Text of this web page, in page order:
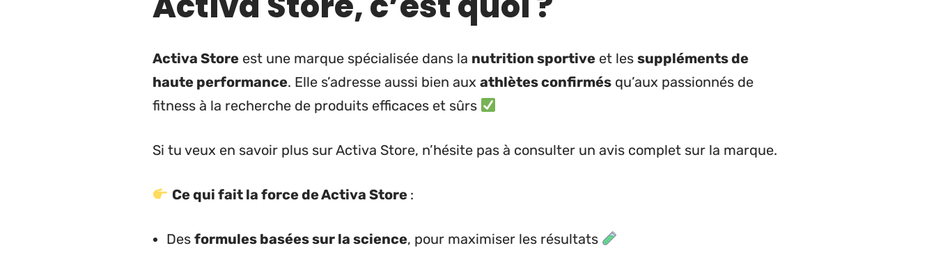
Activa Store est une marque spécialisée dans la nutrition sportive et les suppléments de
haute performance. Elle s’adresse aussi bien aux athlètes confirmés qu’aux passionnés de
fitness à la recherche de produits efficaces et sûrs
Si tu veux en savoir plus sur Activa Store, n’hésite pas à consulter un avis complet sur la marque.
Ce qui fait la force de Activa Store :
Des formules basées sur la science, pour maximiser les résultats